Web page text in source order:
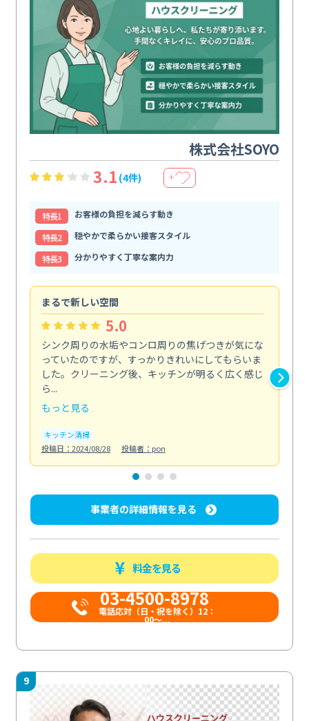
株式会社SOYO
3.1 (4件) ＋
特⻑1
お客様の負担を減らす動き
特⻑2
穏やかで柔らかい接客スタイル
特⻑3
分かりやすく丁寧な案内力
まるで新しい空間
5.0
シンク周りの水垢やコンロ周りの焦げつきが気にな
っていたのですが、すっかりきれいにしてもらいま
した。クリーニング後、キッチンが明るく広く感じ
ら...
もっと見る
キッチン清掃
投稿日：2024/08/28
投稿者：pon
事業者の詳細情報を見る
料金を見る
03-4500-8978
電話応対（日・祝を除く）12：
00～...
9